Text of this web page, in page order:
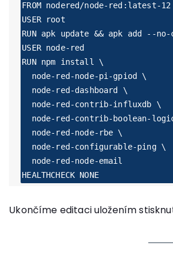
FROM nodered/node-red:latest-12
USER root
RUN apk update && apk add --no-
USER node-red
RUN npm install \
HEALTHCHECK NONE
Ukončíme editaci uložením